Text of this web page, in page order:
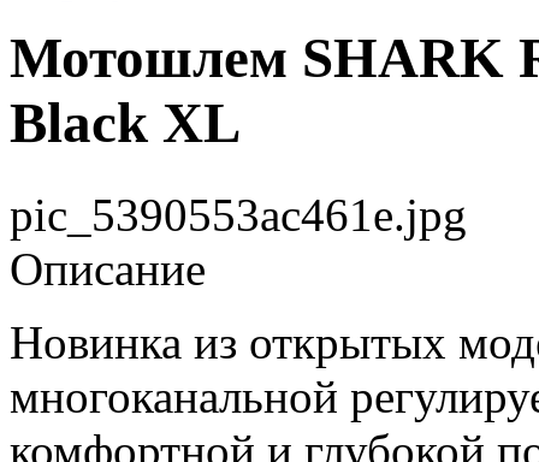
Мотошлем SHARK
Black XL
pic_5390553ac461e.jpg
Описание
Новинка из открытых
многоканальной
комфортной и глубокой